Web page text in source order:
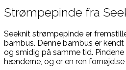
Strømpepinde fra
Seeknit strømpepinde er
bambus. Denne bambus er
og smidig på samme tid.
hænderne, og er en ren